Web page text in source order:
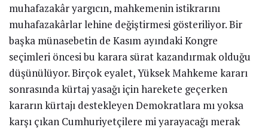
muhafazakâr yargıcın, mahkemenin istikrarını
muhafazakârlar lehine değiştirmesi gösteriliyor. Bir
başka münasebetin de Kasım ayındaki Kongre
seçimleri öncesi bu karara sürat kazandırmak olduğu
düşünülüyor. Birçok eyalet, Yüksek Mahkeme kararı
sonrasında kürtaj yasağı için harekete geçerken
kararın kürtajı destekleyen Demokratlara mı yoksa
karşı çıkan Cumhuriyetçilere mi yarayacağı merak